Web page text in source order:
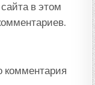
в этом
комментария